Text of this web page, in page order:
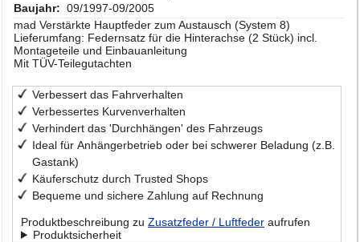
Baujahr: 09/1997-09/2005
mad Verstärkte Hauptfeder zum Austausch (System 8)
Lieferumfang: Federnsatz für die Hinterachse (2 Stück) incl.
Montageteile und Einbauanleitung
Mit TÜV-Teilegutachten
Verbessert das Fahrverhalten
Verbessertes Kurvenverhalten
Verhindert das 'Durchhängen' des Fahrzeugs
Ideal für Anhängerbetrieb oder bei schwerer Beladung (z.B.
Gastank)
Käuferschutz durch Trusted Shops
Bequeme und sichere Zahlung auf Rechnung
Produktbeschreibung zu Zusatzfeder / Luftfeder aufrufen
Produktsicherheit